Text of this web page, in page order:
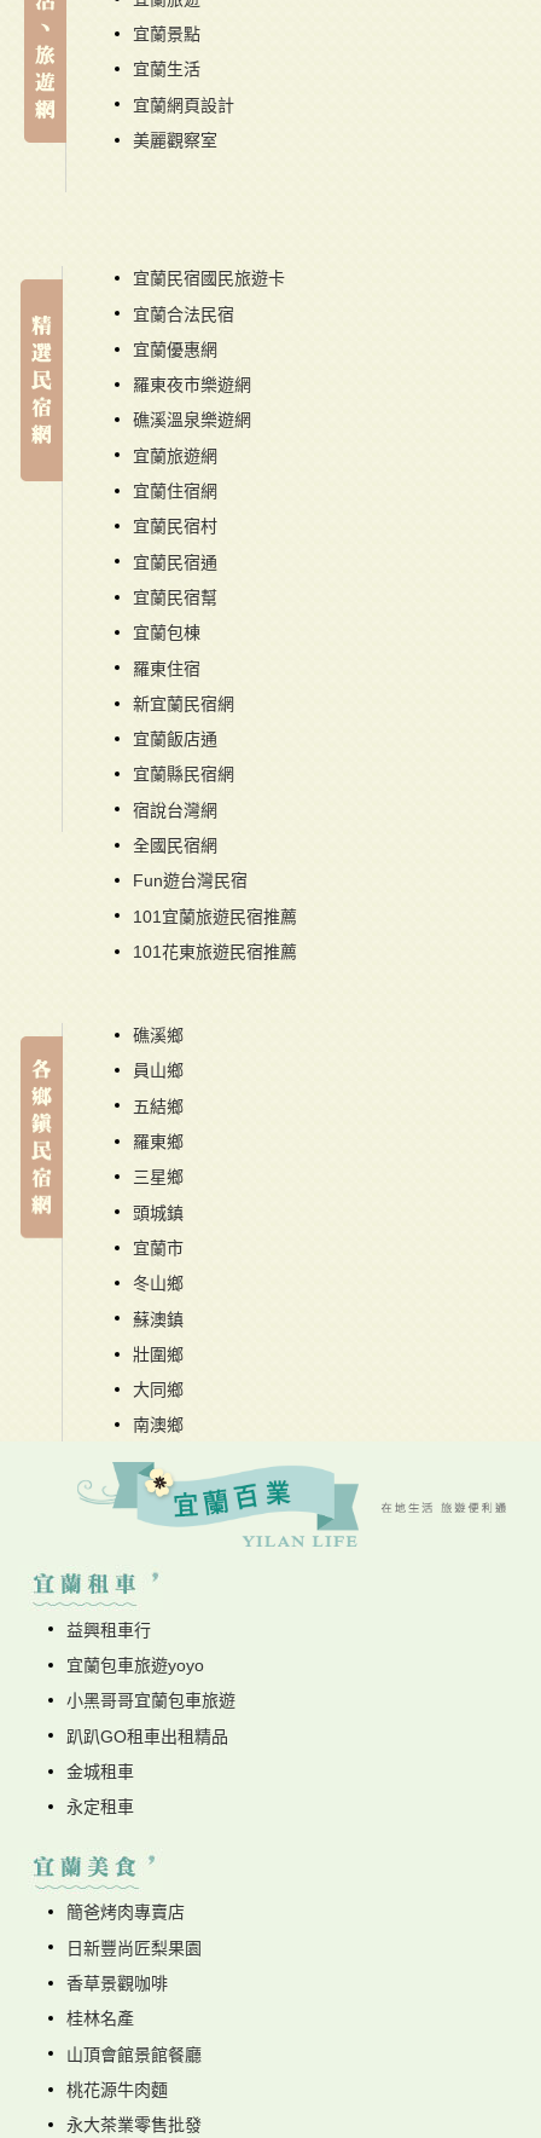
宜蘭景點
宜蘭生活
宜蘭網頁設計
美麗觀察室
宜蘭民宿國民旅遊卡
宜蘭合法民宿
宜蘭優惠網
羅東夜市樂遊網
礁溪溫泉樂遊網
宜蘭旅遊網
宜蘭住宿網
宜蘭民宿村
宜蘭民宿通
宜蘭民宿幫
宜蘭包棟
羅東住宿
新宜蘭民宿網
宜蘭飯店通
宜蘭縣民宿網
宿說台灣網
全國民宿網
Fun遊台灣民宿
101宜蘭旅遊民宿推薦
101花東旅遊民宿推薦
礁溪鄉
員山鄉
五結鄉
羅東鄉
三星鄉
頭城鎮
宜蘭市
冬山鄉
蘇澳鎮
壯圍鄉
大同鄉
南澳鄉
益興租車行
宜蘭包車旅遊yoyo
小黑哥哥宜蘭包車旅遊
趴趴GO租車出租精品
金城租車
永定租車
簡爸烤肉專賣店
日新豐尚匠梨果園
香草景觀咖啡
桂林名產
山頂會館景館餐廳
桃花源牛肉麵
永大茶業零售批發